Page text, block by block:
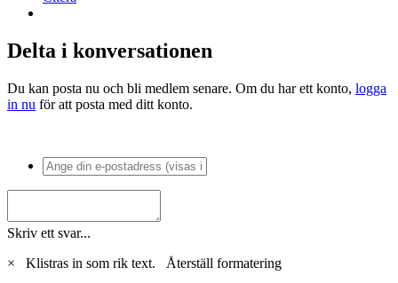
Delta i konversationen
Du kan posta nu och bli medlem senare. Om du har ett konto, logga
in nu för att posta med ditt konto.